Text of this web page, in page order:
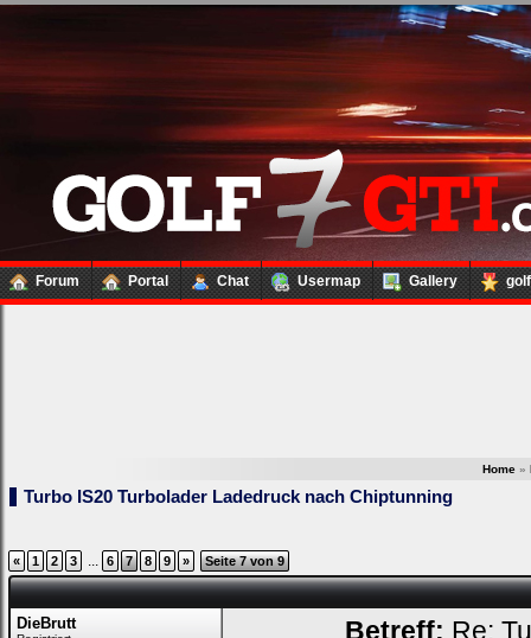
Forum Portal Chat Usermap Gallery
Home »
Turbo IS20 Turbolader Ladedruck nach Chiptunning
« 1 2 3 ... 6 7 8 9 » Seite 7 von 9
DieBrutt Betreff: Re: